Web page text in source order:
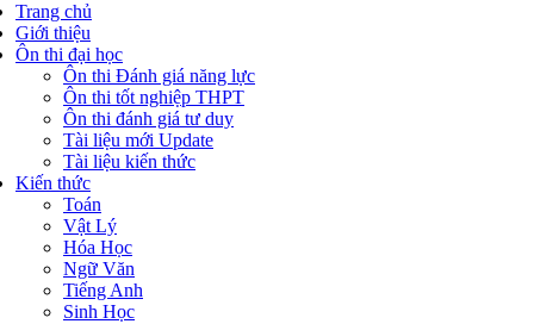
Trang chủ
Giới thiệu
Ôn thi đại học
Ôn thi Đánh giá năng lực
Ôn thi tốt nghiệp THPT
Ôn thi đánh giá tư duy
Tài liệu mới Update
Tài liệu kiến thức
Kiến thức
Toán
Vật Lý
Hóa Học
Ngữ Văn
Tiếng Anh
Sinh Học